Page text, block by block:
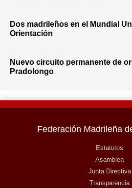
Dos madrileños en el Mundial
Orientación
Nuevo circuito permanente de
Pradolongo
Federación Madrileña
Estatutos
Asamblea
Junta Directiva
Transparencia